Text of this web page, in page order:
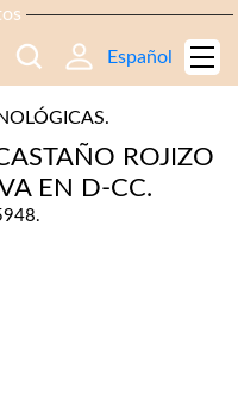
Español
ROJIZO
EN D-CC.